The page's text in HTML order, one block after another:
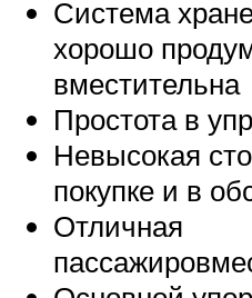
Система
хорошо
вместительна
Простота в
Невысокая
покупке и в
Отличная